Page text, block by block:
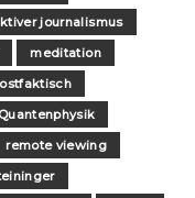
journalismus
meditation
Quantenphysik
remote viewing